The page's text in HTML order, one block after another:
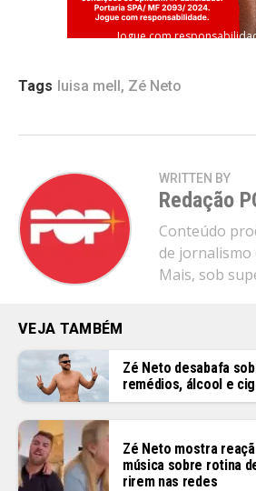
Jogue com
Tags luisa mell , Zé Neto
WRITTEN BY
Redação
Conteúdo
de jornalismo
Mais, sob
VEJA TAMBÉM
Zé Neto desabafa
remédios, álcool e
Zé Neto mostra
música sobre rotina
rirem nas redes